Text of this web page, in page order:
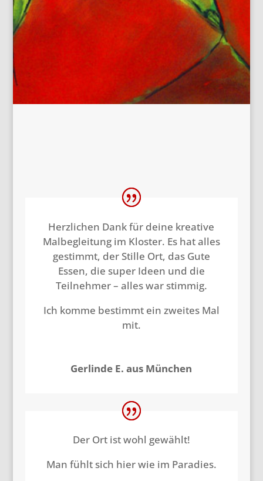
Herzlichen Dank für deine kreative
Malbegleitung im Kloster. Es hat alles
gestimmt, der Stille Ort, das Gute
Essen, die super Ideen und die
Teilnehmer – alles war stimmig.
Ich komme bestimmt ein zweites Mal
mit.
Gerlinde E. aus München
Der Ort ist wohl gewählt!
Man fühlt sich hier wie im Paradies.